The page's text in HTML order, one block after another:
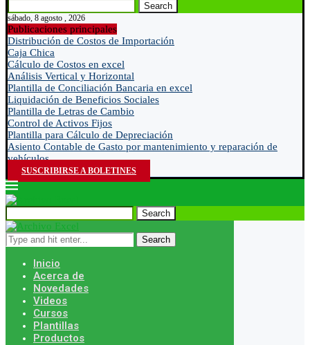
Search
sábado, 8 agosto , 2026
Publicaciones principales
Distribución de Costos de Importación
Caja Chica
Cálculo de Costos en excel
Análisis Vertical y Horizontal
Plantilla de Conciliación Bancaria en excel
Liquidación de Beneficios Sociales
Plantilla de Letras de Cambio
Control de Activos Fijos
Plantilla para Cálculo de Depreciación
Asiento Contable de Gasto por mantenimiento y reparación de
vehículos
SUSCRIBIRSE A BOLETINES
Search
Search
Inicio
Acerca de
Novedades
Videos
Cursos
Plantillas
Productos